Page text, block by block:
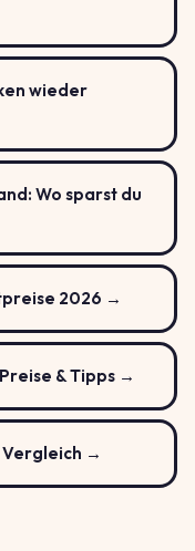
wieder
Wo sparst du
2026 →
& Tipps →
Vergleich →